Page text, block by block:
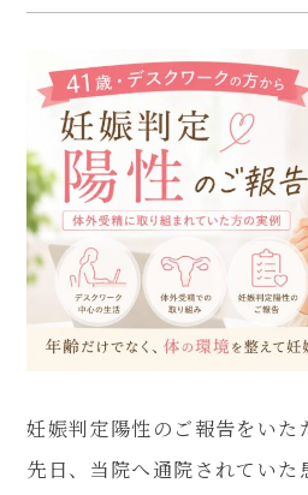
080-4461-
妊娠判定陽性のご報告をいた
先日、当院へ通院されていた